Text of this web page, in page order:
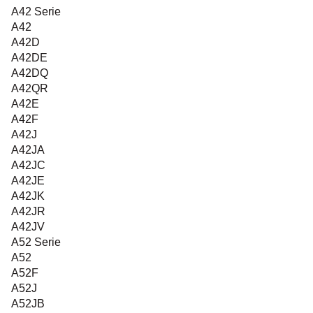
A42 Serie
A42
A42D
A42DE
A42DQ
A42QR
A42E
A42F
A42J
A42JA
A42JC
A42JE
A42JK
A42JR
A42JV
A52 Serie
A52
A52F
A52J
A52JB